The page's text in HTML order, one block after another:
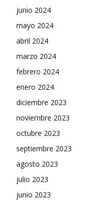
junio 2024
mayo 2024
abril 2024
marzo 2024
febrero 2024
enero 2024
diciembre 2023
noviembre 2023
octubre 2023
septiembre 2023
agosto 2023
julio 2023
junio 2023